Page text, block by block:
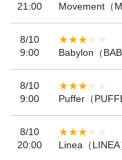
21:00
Movement（
8/10
9:00
Babylon（
8/10
9:00
Puffer（
8/10
20:00
Linea（